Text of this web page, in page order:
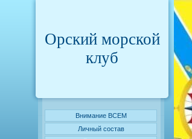
Орский морской
клуб
Внимание ВСЕМ
Личный состав